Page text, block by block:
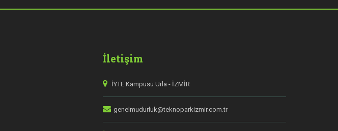
İletişim
İYTE Kampüsü Urla - İZMİR
genelmudurluk@teknoparkizmir.com.tr